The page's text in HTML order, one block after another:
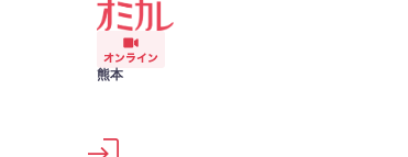
メインコンテンツへスキップ
熊本